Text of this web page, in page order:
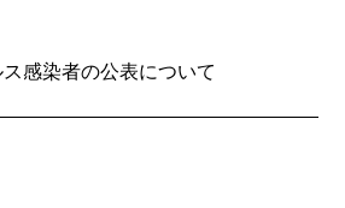
感染者の公表について